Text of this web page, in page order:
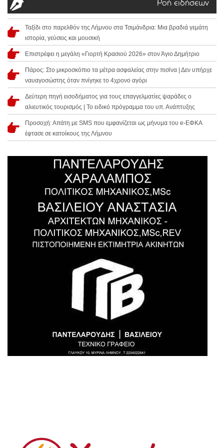
Ροή ειδήσεων
Ταξίδι στο παρελθόν της Λήμνου στα Τσιμάνδρια: Μια βραδιά γεμάτη
ιστορία, γεύσεις και μουσική
Επιστρέφει η μεγάλη «Γιορτή Κρασιού 2026» στον Άγιο Δημήτριο
Πάρος: Στο μικροσκόπιο τα μέτρα ασφαλείας στην πισίνα | Δεν υπήρχε
ναυαγοσώστης όταν πνίγηκε το 4χρονο αγόρι
Δεύτερη πηγή εισοδήματος για τους επαγγελματίες ψαράδες ο
αλιευτικός τουρισμός | Το ειδικό πρόγραμμα του υπ. Ανάπτυξης
Προσοχή: Απάτη με SMS που εμφανίζεται ως μήνυμα του e-ΕΦΚΑ
έφτασε σε κατοίκους της Λήμνου